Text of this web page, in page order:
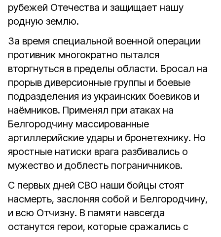
рубежей Отечества и защищает нашу
родную землю.
За время специальной военной операции
противник многократно пытался
вторгнуться в пределы области. Бросал на
прорыв диверсионные группы и боевые
подразделения из украинских боевиков и
наёмников. Применял при атаках на
Белгородчину массированные
артиллерийские удары и бронетехнику. Но
яростные натиски врага разбивались о
мужество и доблесть пограничников.
С первых дней СВО наши бойцы стоят
насмерть, заслоняя собой и Белгородчину,
и всю Отчизну. В памяти навсегда
останутся герои, которые сражались с